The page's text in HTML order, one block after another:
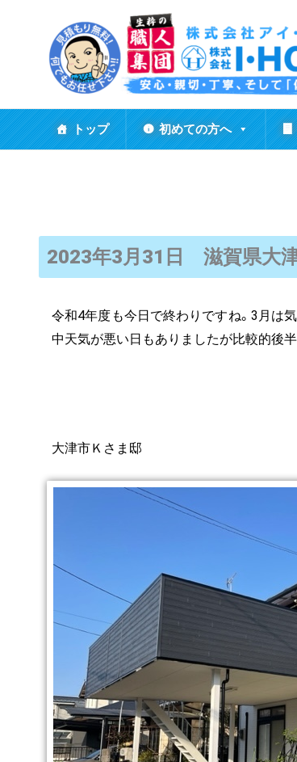
ッ
プ
トップ 初めての方へ
2023年3月31日 滋賀県大津
令和4年度も今日で終わりですね。3月は
中天気が悪い日もありましたが比較的後
大津市Ｋさま邸